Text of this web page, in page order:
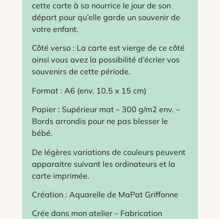
cette carte à sa nourrice le jour de son
départ pour qu’elle garde un souvenir de
votre enfant.
Côté verso : La carte est vierge de ce côté
ainsi vous avez la possibilité d’écrier vos
souvenirs de cette période.
Format : A6 (env. 10,5 x 15 cm)
Papier : Supérieur mat – 300 g/m2 env. –
Bords arrondis pour ne pas blesser le
bébé.
De légères variations de couleurs peuvent
apparaitre suivant les ordinateurs et la
carte imprimée.
Création : Aquarelle de MaPat Griffonne
Crée dans mon atelier – Fabrication